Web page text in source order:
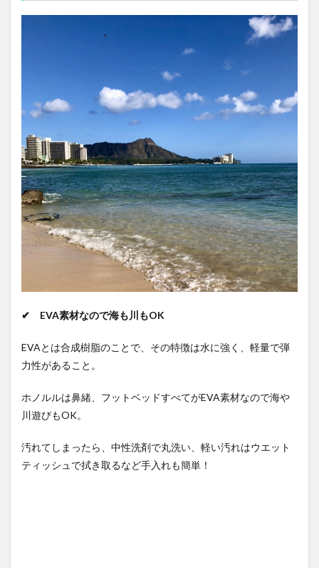
✔ EVA素材なので海も川もOK
EVAとは合成樹脂のことで、その特徴は水に強く、軽量で弾
力性があること。
ホノルルは鼻緒、フットベッドすべてがEVA素材なので海や
川遊びもOK。
汚れてしまったら、中性洗剤で丸洗い、軽い汚れはウエット
ティッシュで拭き取るなど手入れも簡単！